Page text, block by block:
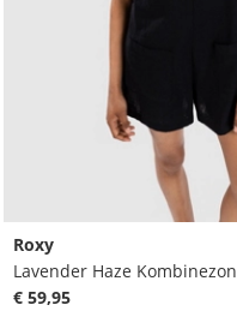
Roxy
Lavender Haze Kombinezon
€ 59,95